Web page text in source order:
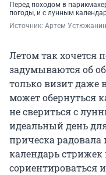
Перед походом в
погоды, и с лунным
Источник: Артем Устюжанин
Летом так хочется
задумываются об
только визит даже
может обернуться
не свериться с
идеальный день
прическа
календарь
сориентироваться